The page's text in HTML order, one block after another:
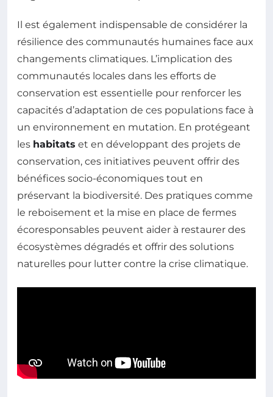
Il est également indispensable de considérer la
résilience des communautés humaines face aux
changements climatiques. L’implication des
communautés locales dans les efforts de
conservation est essentielle pour renforcer les
capacités d’adaptation de ces populations face à
un environnement en mutation. En protégeant
les habitats et en développant des projets de
conservation, ces initiatives peuvent offrir des
bénéfices socio-économiques tout en
préservant la biodiversité. Des pratiques comme
le reboisement et la mise en place de fermes
écoresponsables peuvent aider à restaurer des
écosystèmes dégradés et offrir des solutions
naturelles pour lutter contre la crise climatique.